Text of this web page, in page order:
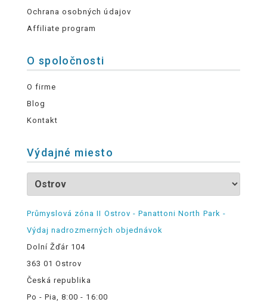
Ochrana osobných údajov
Affiliate program
O spoločnosti
O firme
Blog
Kontakt
Výdajné miesto
Průmyslová zóna II Ostrov - Panattoni North Park -
Výdaj nadrozmerných objednávok
Dolní Žďár 104
363 01 Ostrov
Česká republika
Po - Pia, 8:00 - 16:00